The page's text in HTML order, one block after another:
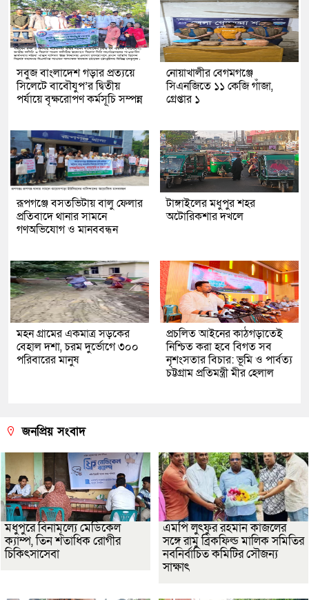
সবুজ বাংলাদেশ গড়ার প্রত্যয়ে
সিলেটে বাবৌযুপ’র দ্বিতীয়
পর্যায়ে বৃক্ষরোপণ কর্মসূচি সম্পন্ন
নোয়াখালীর বেগমগঞ্জে
সিএনজিতে ১১ কেজি গাঁজা,
গ্রেপ্তার ১
রূপগঞ্জে বসতভিটায় বালু ফেলার
প্রতিবাদে থানার সামনে
গণঅভিযোগ ও মানববন্ধন
টাঙ্গাইলের মধুপুর শহর
অটোরিকশার দখলে
মহন গ্রামের একমাত্র সড়কের
বেহাল দশা, চরম দুর্ভোগে ৩০০
পরিবারের মানুষ
প্রচলিত আইনের কাঠগড়াতেই
নিশ্চিত করা হবে বিগত সব
নৃশংসতার বিচার: ভূমি ও পার্বত্য
চট্টগ্রাম প্রতিমন্ত্রী মীর হেলাল
জনপ্রিয় সংবাদ
মধুপুরে বিনামূল্যে মেডিকেল
ক্যাম্প, তিন শতাধিক রোগীর
চিকিৎসাসেবা
এমপি লুৎফুর রহমান কাজলের
সঙ্গে রামু ব্রিকফিল্ড মালিক সমিতির
নবনির্বাচিত কমিটির সৌজন্য
সাক্ষাৎ